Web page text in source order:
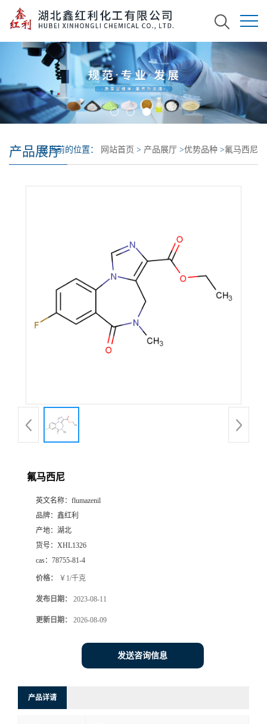
产品展厅您当前的位置： 网站首页 > 产品展厅 >优势品种 >氟马西尼
氟马西尼
英文名称： flumazenil
品牌： 鑫红利
产地： 湖北
货号： XHL1326
cas： 78755-81-4
价格： ￥1/千克
发布日期： 2023-08-11
更新日期： 2026-08-09
发送咨询信息
产品详请